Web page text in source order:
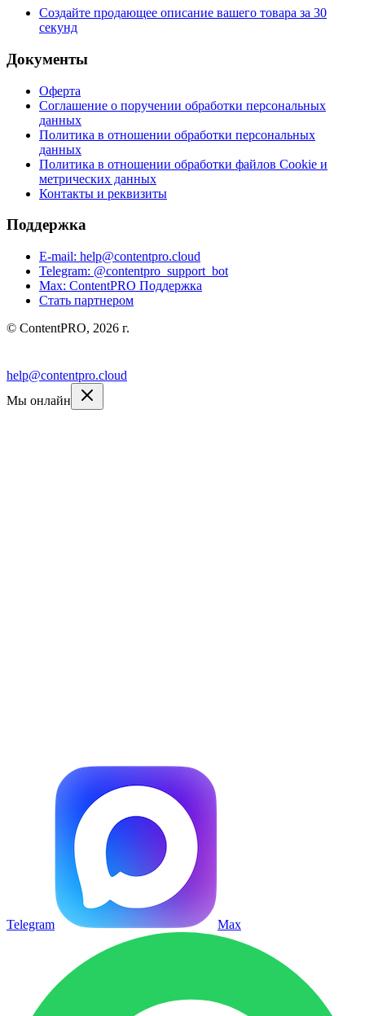
Создайте продающее описание вашего товара за 30
секунд
Документы
Оферта
Соглашение о поручении обработки персональных
данных
Политика в отношении обработки персональных
данных
Политика в отношении обработки файлов Cookie и
метрических данных
Контакты и реквизиты
Поддержка
E-mail: help@contentpro.cloud
Telegram: @contentpro_support_bot
Max: ContentPRO Поддержка
Стать партнером
© ContentPRO, 2026 г.
help@contentpro.cloud
Мы онлайн
Telegram Max